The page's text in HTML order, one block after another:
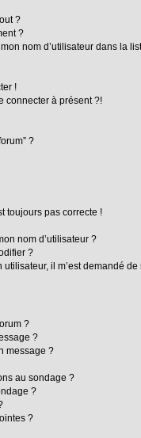
?
?
nom d’utilisateur dans la
!
connecter à présent ?!
?
toujours pas correcte !
nom d’utilisateur ?
?
il m’est demandé de
?
?
message ?
au sondage ?
?
?